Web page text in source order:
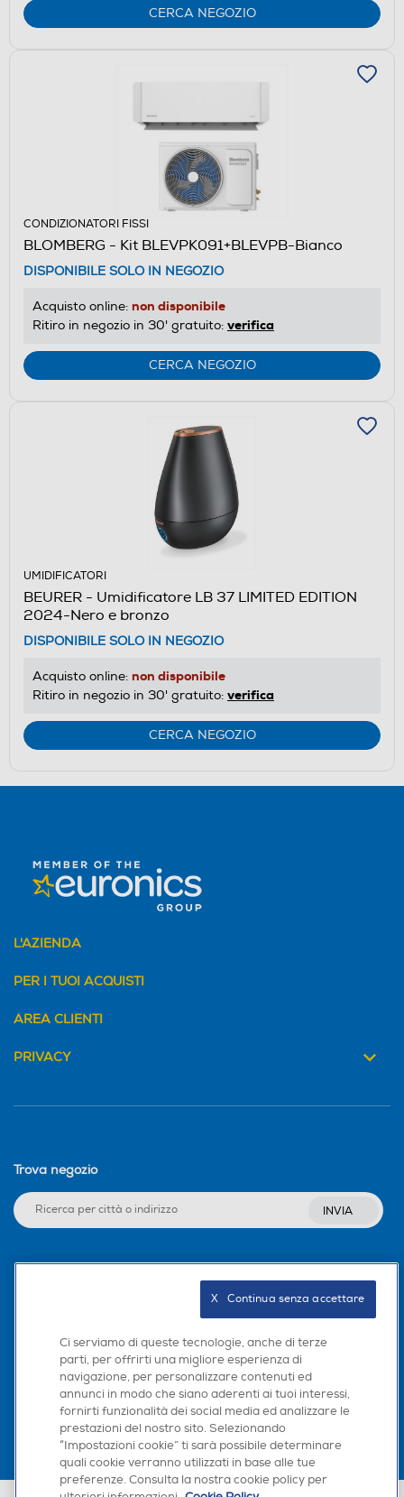
CERCA NEGOZIO
CONDIZIONATORI FISSI
BLOMBERG - Kit BLEVPK091+BLEVPB-Bianco
DISPONIBILE SOLO IN NEGOZIO
Acquisto online: non disponibile
Ritiro in negozio in 30' gratuito: verifica
CERCA NEGOZIO
UMIDIFICATORI
BEURER - Umidificatore LB 37 LIMITED EDITION
2024-Nero e bronzo
DISPONIBILE SOLO IN NEGOZIO
Acquisto online: non disponibile
Ritiro in negozio in 30' gratuito: verifica
CERCA NEGOZIO
L'AZIENDA
PER I TUOI ACQUISTI
AREA CLIENTI
PRIVACY
Trova negozio
INVIA
Scarica la nostra app
Ci serviamo di queste tecnologie, anche di terze
parti, per offrirti una migliore esperienza di
navigazione, per personalizzare contenuti ed
annunci in modo che siano aderenti ai tuoi interessi,
fornirti funzionalità dei social media ed analizzare le
prestazioni del nostro sito. Selezionando
“Impostazioni cookie” ti sarà possibile determinare
quali cookie verranno utilizzati in base alle tue
preferenze. Consulta la nostra cookie policy per
X   Continua senza accettare